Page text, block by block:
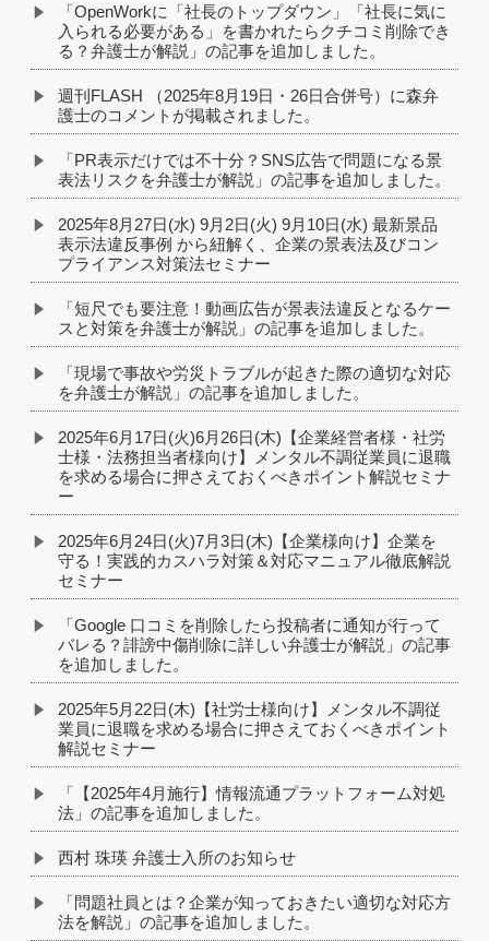
「OpenWorkに「社長のトップダウン」「社長に気に
入られる必要がある」を書かれたらクチコミ削除でき
る？弁護士が解説」の記事を追加しました。
週刊FLASH （2025年8月19日・26日合併号）に森弁
護士のコメントが掲載されました。
「PR表示だけでは不十分？SNS広告で問題になる景
表法リスクを弁護士が解説」の記事を追加しました。
2025年8月27日(水) 9月2日(火) 9月10日(水) 最新景品
表示法違反事例 から紐解く、企業の景表法及びコン
プライアンス対策法セミナー
「短尺でも要注意！動画広告が景表法違反となるケー
スと対策を弁護士が解説」の記事を追加しました。
「現場で事故や労災トラブルが起きた際の適切な対応
を弁護士が解説」の記事を追加しました。
2025年6月17日(火)6月26日(木)【企業経営者様・社労
士様・法務担当者様向け】メンタル不調従業員に退職
を求める場合に押さえておくべきポイント解説セミナ
ー
2025年6月24日(火)7月3日(木)【企業様向け】企業を
守る！実践的カスハラ対策＆対応マニュアル徹底解説
セミナー
「Google 口コミを削除したら投稿者に通知が行って
バレる？誹謗中傷削除に詳しい弁護士が解説」の記事
を追加しました。
2025年5月22日(木)【社労士様向け】メンタル不調従
業員に退職を求める場合に押さえておくべきポイント
解説セミナー
「【2025年4月施行】情報流通プラットフォーム対処
法」の記事を追加しました。
西村 珠瑛 弁護士入所のお知らせ
「問題社員とは？企業が知っておきたい適切な対応方
法を解説」の記事を追加しました。